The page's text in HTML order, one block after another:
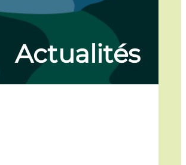
Actualités